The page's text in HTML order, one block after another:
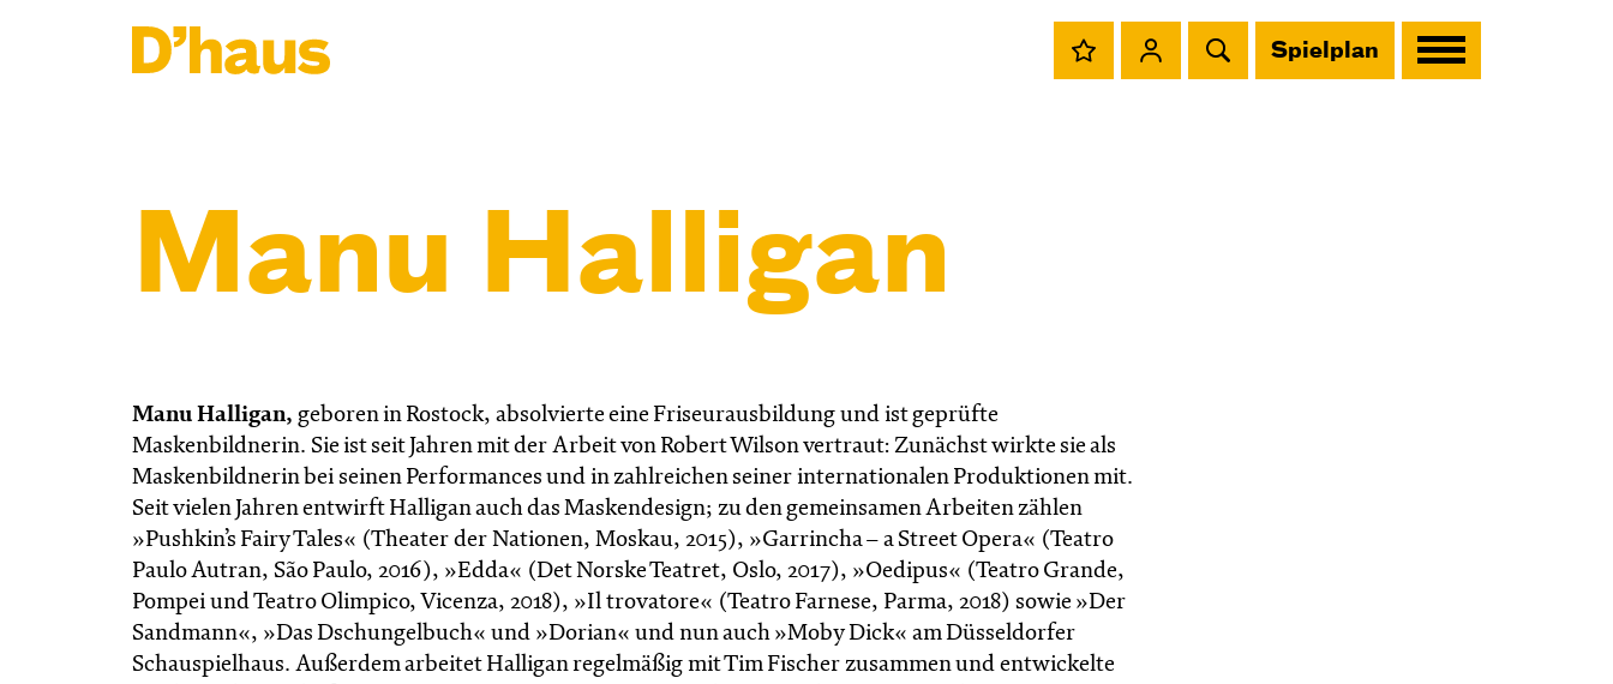
Spielplan
Manu Halligan
Manu Halligan, geboren in Rostock, absolvierte eine Friseurausbildung und ist geprüfte
Maskenbildnerin. Sie ist seit Jahren mit der Arbeit von Robert Wilson vertraut: Zunächst wirkte sie als
Maskenbildnerin bei seinen Performances und in zahlreichen seiner internationalen Produktionen mit.
Seit vielen Jahren entwirft Halligan auch das Maskendesign; zu den gemeinsamen Arbeiten zählen
»Pushkin’s Fairy Tales« (Theater der Nationen, Moskau, 2015), »Garrincha – a Street Opera« (Teatro
Paulo Autran, São Paulo, 2016), »Edda« (Det Norske Teatret, Oslo, 2017), »Oedipus« (Teatro Grande,
Pompei und Teatro Olimpico, Vicenza, 2018), »Il trovatore« (Teatro Farnese, Parma, 2018) sowie »Der
Sandmann«, »Das Dschungelbuch« und »Dorian« und nun auch »Moby Dick« am Düsseldorfer
Schauspielhaus. Außerdem arbeitet Halligan regelmäßig mit Tim Fischer zusammen und entwickelte